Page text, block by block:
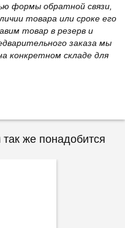
формы обратной связи,
товара или сроке его
товар в резерв и
заказа мы
конкретном складе для
же понадобится